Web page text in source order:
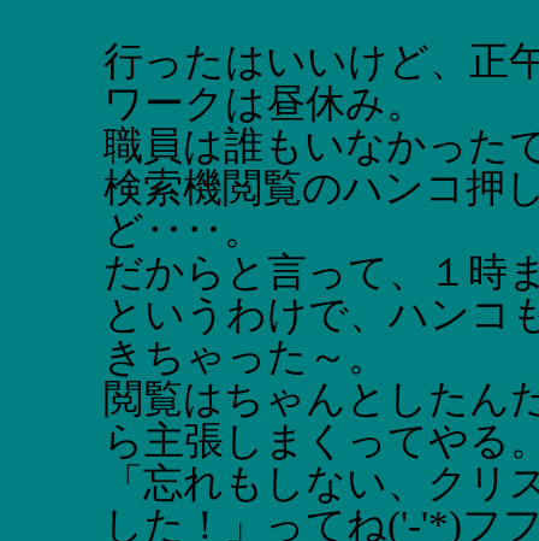
行ったはいいけど、正
ワークは昼休み。
職員は誰もいなかった
検索機閲覧のハンコ押
ど‥‥。
だからと言って、１
というわけで、ハンコ
きちゃった～。
閲覧はちゃんとしたん
ら主張しまくってやる
「忘れもしない、クリ
した！」ってね('-'*)フ